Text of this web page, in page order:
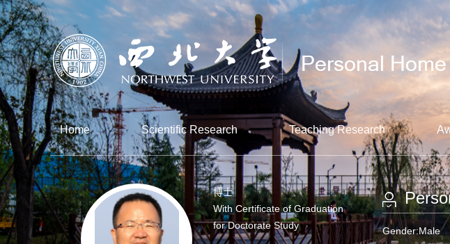
Home Scientific Research Teaching Research
博士
With Certificate of Graduation
for Doctorate Study
Gender:Male